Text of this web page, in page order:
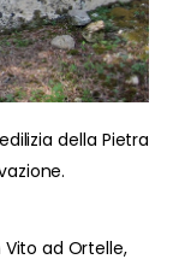
della Pietra
Vito ad Ortelle,